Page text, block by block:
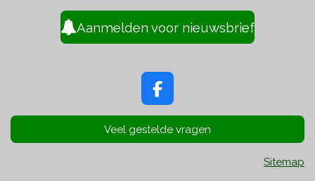
Aanmelden voor nieuwsbrief
F
c
e
Veel gestelde vragen
Sitemap